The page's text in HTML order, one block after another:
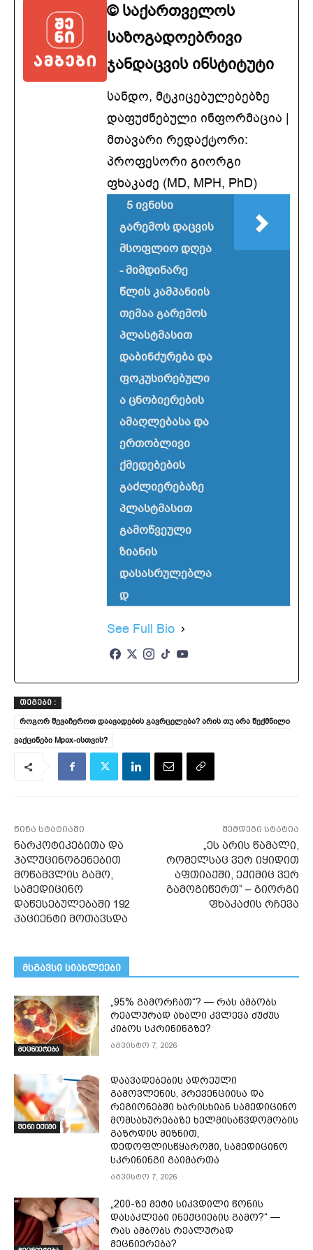
© საქართველოს
საზოგადოებრივი
ჯანდაცვის ინსტიტუტი
სანდო, მტკიცებულებებზე
დაფუძნებული ინფორმაცია |
მთავარი რედაქტორი:
პროფესორი გიორგი
ფხაკაძე (MD, MPH, PhD)
5 ივნისი
გარემოს დაცვის
მსოფლიო დღეა
- მიმდინარე
წლის კამპანიის
თემაა გარემოს
პლასტმასით
დაბინძურება და
ფოკუსირებული
ა ცნობიერების
ამაღლებასა და
ერთობლივი
ქმედებების
გაძლიერებაზე
პლასტმასით
გამოწვეული
ზიანის
დასასრულებლა
დ
See Full Bio
ᲗᲔᲒᲔᲑᲘ :
როგორ შევაჩეროთ დაავადების გავრცელება? არის თუ არა შექმნილი
ვაქცინები Mpox-ისთვის?
წინა სტატიაში
ნარკოტიკებითა და
ჰალუცინოგენებით
მოწამვლის გამო,
სამედიცინო
დაწესებულებაში 192
პაციენტი მოთავსდა
შემდეგი სტატია
„ეს არის წამალი,
რომელსაც ვერ იყიდით
აფთიაქში, ექიმიც ვერ
გამოგიწერთ” – გიორგი
ფხაკაძის რჩევა
მსგავსი სიახლეები
მეცნიერება
„95% გამორჩათ“? — რას ამბობს
რეალურად ახალი კვლევა ძუძუს
კიბოს სკრინინგზე?
აგვისტო 7, 2026
შენი ექიმი
დაავადებების ადრეული
გამოვლენის, პრევენციისა და
რეგიონებში ხარისხიან სამედიცინო
მომსახურებაზე ხელმისაწვდომობის
გაზრდის მიზნით,
დედოფლისწყაროში, სამედიცინო
სკრინინგი გაიმართა
აგვისტო 7, 2026
„200-ზე მეტი სიკვდილი წონის
დასაკლები ინექციების გამო?“ —
რას ამბობს რეალურად
მეცნიერება?